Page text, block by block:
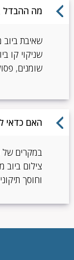
מה ההבדל
שאיבת ביוב
שניקוי קו
שומנים,
האם כדאי
במקרים של
צילום
וחוסך